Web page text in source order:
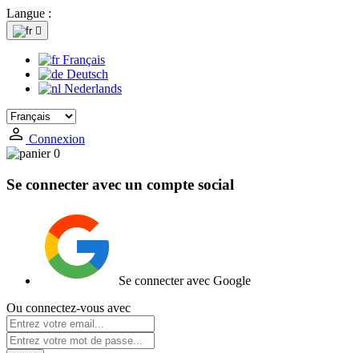
Langue :

Français
Deutsch
Nederlands
Connexion
0
Se connecter avec un compte social
Se connecter avec Google
Ou connectez-vous avec